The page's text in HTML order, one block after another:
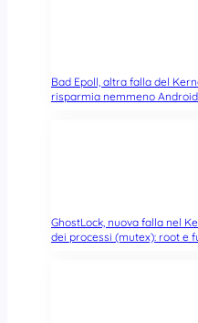
Bad Epoll, altra falla del
risparmia nemmeno Android
GhostLock, nuova falla nel
dei processi (mutex): root e